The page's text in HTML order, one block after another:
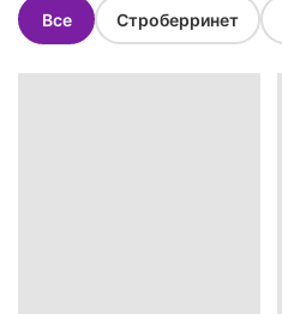
Все Строберринет